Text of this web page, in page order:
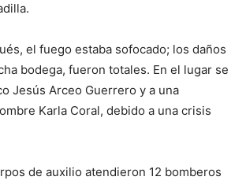
el fuego estaba sofocado; los daños
bodega, fueron totales. En el lugar se
Jesús Arceo Guerrero y a una
Karla Coral, debido a una crisis
de auxilio atendieron 12 bomberos